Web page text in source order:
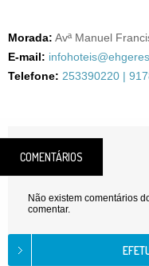
Morada: Avª Manuel
E-mail:
Telefone: 253390220 |
COMENTÁRIOS
Não existem comentários
comentar.